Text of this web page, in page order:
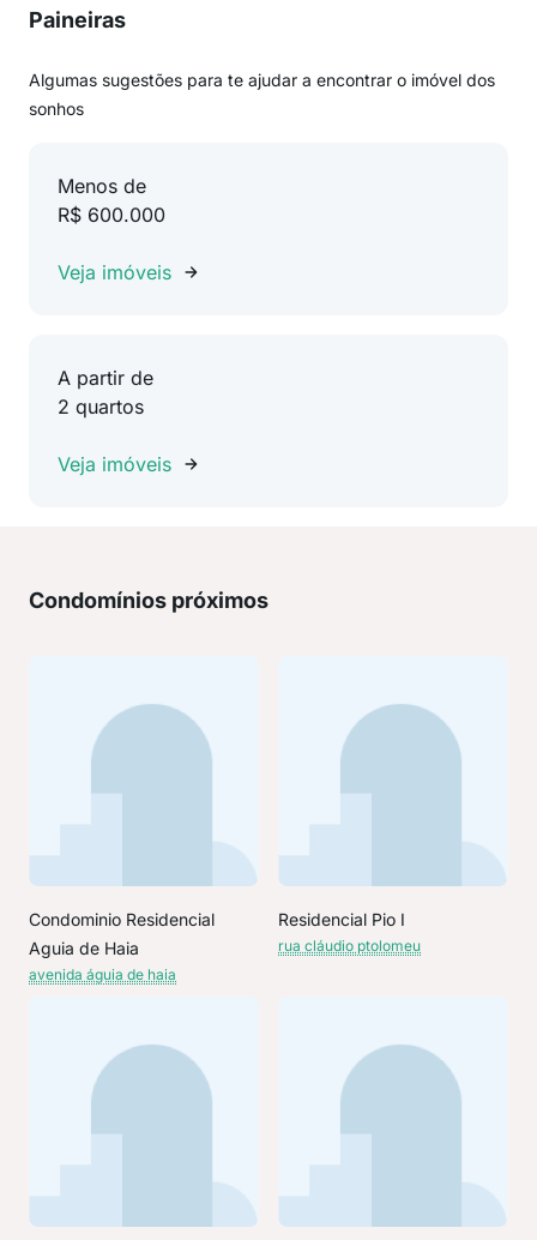
Paineiras
Algumas sugestões para te ajudar a encontrar o imóvel dos
sonhos
Menos de
R$ 600.000
Veja imóveis
A partir de
2 quartos
Veja imóveis
Condomínios próximos
Condominio Residencial
Aguia de Haia
avenida águia de haia
Residencial Pio I
rua cláudio ptolomeu